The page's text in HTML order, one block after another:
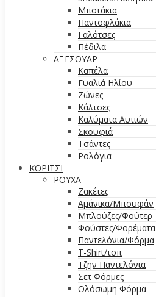
Μποτάκια
Παντοφλάκια
Γαλότσες
Πέδιλα
ΑΞΕΣΟΥΑΡ
Καπέλα
Γυαλιά Ηλίου
Ζώνες
Κάλτσες
Καλύματα Αυτιών
Σκουφιά
Τσάντες
Ρολόγια
ΚΟΡΙΤΣΙ
ΡΟΥΧΑ
Ζακέτες
Αμάνικα/Μπουφάν
Μπλούζες/Φούτερ
Φούστες/Φορέματα
Παντελόνια/Φόρμα
T-Shirt/τοπ
Τζην Παντελόνια
Σετ Φόρμες
Ολόσωμη Φόρμα